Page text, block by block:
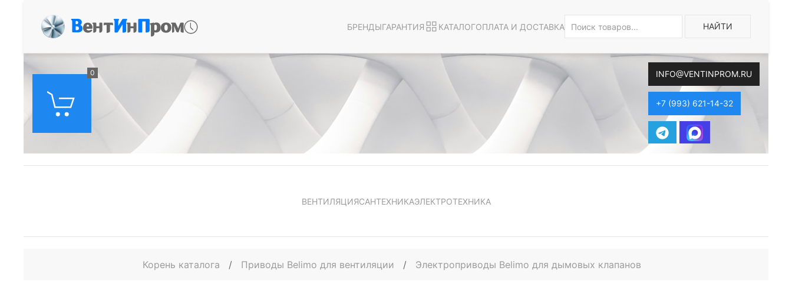
ВентИнПром БРЕНДЫГАРАНТИЯ КАТАЛОГОПЛАТА И ДОСТАВКА НАЙТИ
0 INFO@VENTINPROM.RU
+7 (993) 621-14-32
ВЕНТИЛЯЦИЯСАНТЕХНИКАЭЛЕКТРОТЕХНИКА
Корень каталога / Приводы Belimo для вентиляции / Электроприводы Belimo для дымовых клапанов